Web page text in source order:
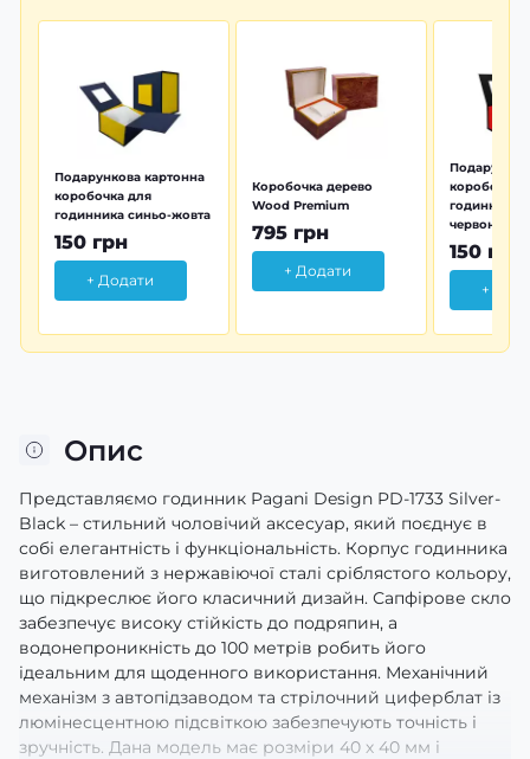
Подарункова картонна
коробочка для
годинника синьо-жовта
150 грн
+ Додати
Коробочка дерево
Wood Premium
795 грн
+ Додати
коробочка
годинника
червона
150 грн
+
Опис
Представляємо годинник Pagani Design PD-1733 Silver-
Black – стильний чоловічий аксесуар, який поєднує в
собі елегантність і функціональність. Корпус годинника
виготовлений з нержавіючої сталі сріблястого кольору,
що підкреслює його класичний дизайн. Сапфірове скло
забезпечує високу стійкість до подряпин, а
водонепроникність до 100 метрів робить його
ідеальним для щоденного використання. Механічний
механізм з автопідзаводом та стрілочний циферблат із
люмінесцентною підсвіткою забезпечують точність і
зручність. Дана модель має розміри 40 х 40 мм і